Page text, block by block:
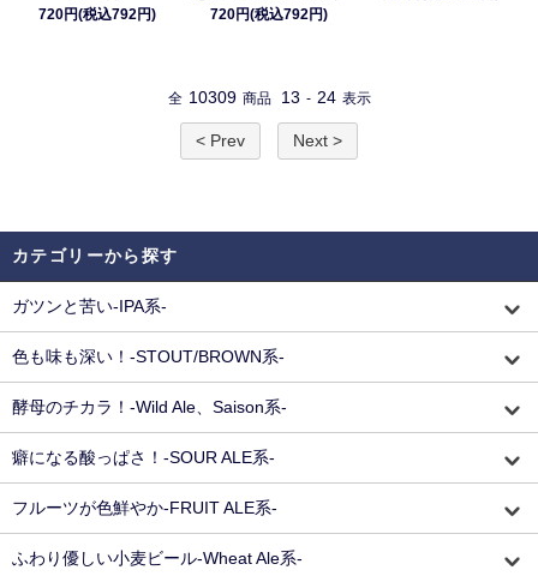
720円(税込792円)
720円(税込792円)
全 10309 商品 13 - 24 表示
< Prev Next >
カテゴリーから探す
ガツンと苦い-IPA系-
色も味も深い！-STOUT/BROWN系-
酵母のチカラ！-Wild Ale、Saison系-
癖になる酸っぱさ！-SOUR ALE系-
フルーツが色鮮やか-FRUIT ALE系-
ふわり優しい小麦ビール-Wheat Ale系-